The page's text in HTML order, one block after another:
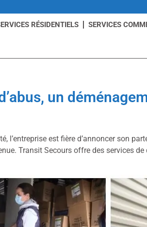
RÉSIDENTIELS SERVICES
un
est fière d’annoncer son
Transit Secours offre des services